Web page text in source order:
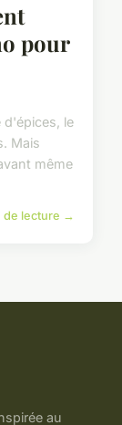
pour
d'épices, le
Mais
même
de lecture →
au